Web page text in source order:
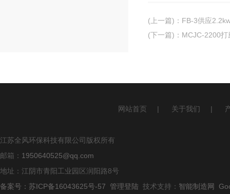
(上一篇) ： FB-3供应
(下一篇) ： MCJC-2200
网站首页 | 关于我们 |
江苏全风环保科技有限公司版权所有
邮箱： 1950640525@qq.com
地址：江阴市青阳工业园区润阳路8号
备案号：苏ICP备16043625号-57
管理登陆 技术支持： 智能制造网